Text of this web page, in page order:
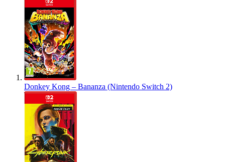
Donkey Kong – Bananza (Nintendo Switch 2)